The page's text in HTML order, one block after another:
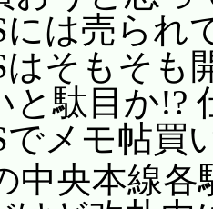
には売られ
はそもそ
と駄目か!?
でメモ帖買
中央本線